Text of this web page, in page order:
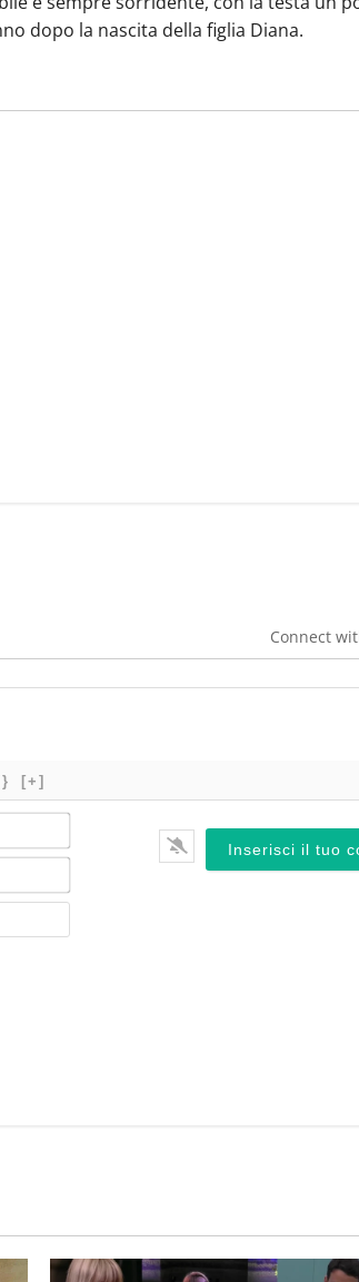
dopo la nascita della figlia Diana.
Connect
[+]